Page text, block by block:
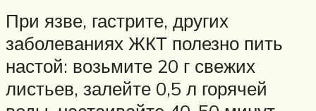
При язве, гастрите, других
заболеваниях ЖКТ полезно пить
настой: возьмите 20 г свежих
листьев, залейте 0,5 л горячей